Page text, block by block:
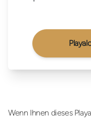
Wenn Ihnen dieses